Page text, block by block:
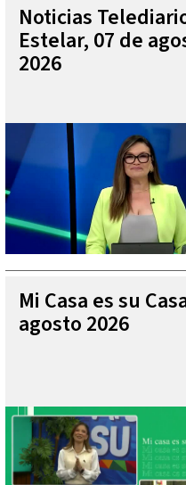
Noticias
Estelar, 07 de
2026
Mi Casa es su
agosto 2026